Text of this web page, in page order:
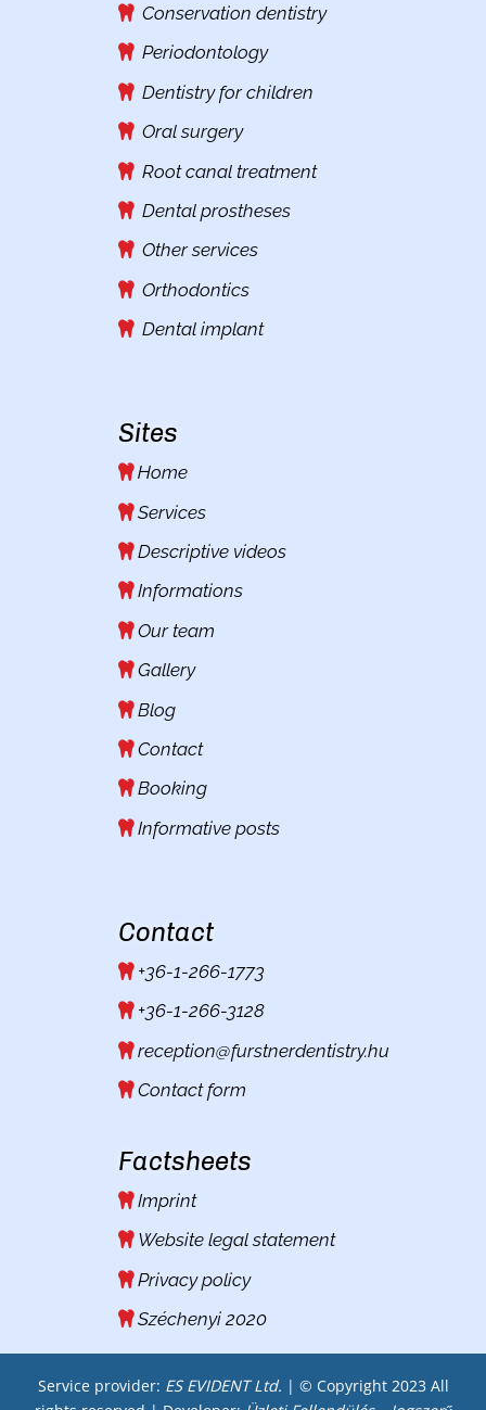
Conservation dentistry
Periodontology
Dentistry for children
Oral surgery
Root canal treatment
Dental prostheses
Other services
Orthodontics
Dental implant
Sites
Home
Services
Descriptive videos
Informations
Our team
Gallery
Blog
Contact
Booking
Informative posts
Contact
+36-1-266-1773
+36-1-266-3128
reception@furstnerdentistry.hu
Contact form
Factsheets
Imprint
Website legal statement
Privacy policy
Széchenyi 2020
Service provider: ES EVIDENT Ltd. | © Copyright 2023 All